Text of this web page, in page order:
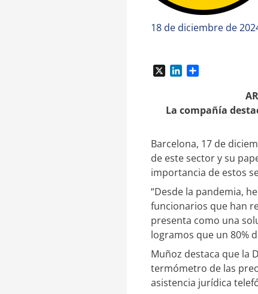
18 de diciembre de
k
I
n
p
a
t
i
r
La compañía
Barcelona, 17 de
de este sector y su
importancia de estos
“Desde la pandemia,
funcionarios que han
presenta como una
logramos que un 80%
Muñoz destaca que la
termómetro de las
asistencia jurídica